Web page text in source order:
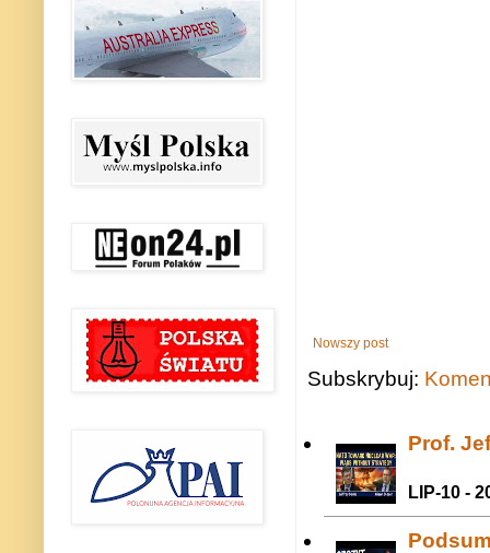
Nowszy post
Subskrybuj:
Prof.
LIP-10 -